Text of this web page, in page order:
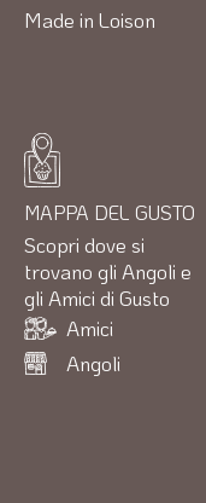
Made in Loison
MAPPA DEL GUSTO
Scopri dove si
trovano gli Angoli e
gli Amici di Gusto
Amici
Angoli